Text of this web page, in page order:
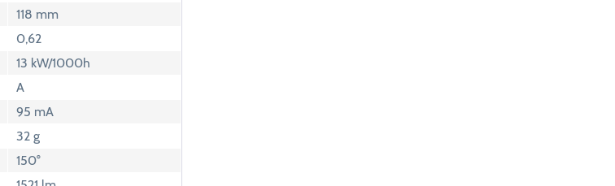
118 mm
0,62
13 kW/1000h
A
95 mA
32 g
150°